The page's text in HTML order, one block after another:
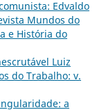
Edvaldo
Mundos do
e História do
Luiz
do Trabalho: v.
a